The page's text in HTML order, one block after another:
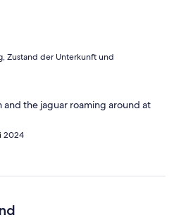
Zustand der Unterkunft und
and the jaguar roaming around at
2024